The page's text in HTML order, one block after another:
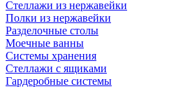
Стеллажи из нержавейки
Полки из нержавейки
Разделочные столы
Моечные ванны
Системы хранения
Стеллажи с ящиками
Гардеробные системы